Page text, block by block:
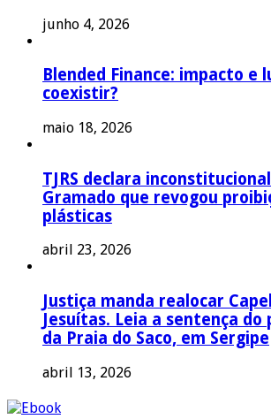
junho 4, 2026
Blended Finance: impacto e
coexistir?
maio 18, 2026
TJRS declara
Gramado que revogou
plásticas
abril 23, 2026
Justiça manda realocar
Jesuítas. Leia a sentença do
da Praia do Saco, em Sergipe
abril 13, 2026